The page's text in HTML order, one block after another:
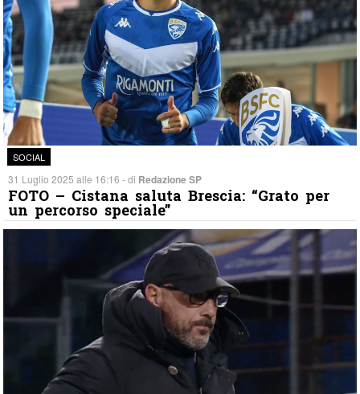
SOCIAL
31 Luglio 2025 alle 16:16 - di Redazione SP
FOTO – Cistana saluta Brescia: “Grato per
un percorso speciale”